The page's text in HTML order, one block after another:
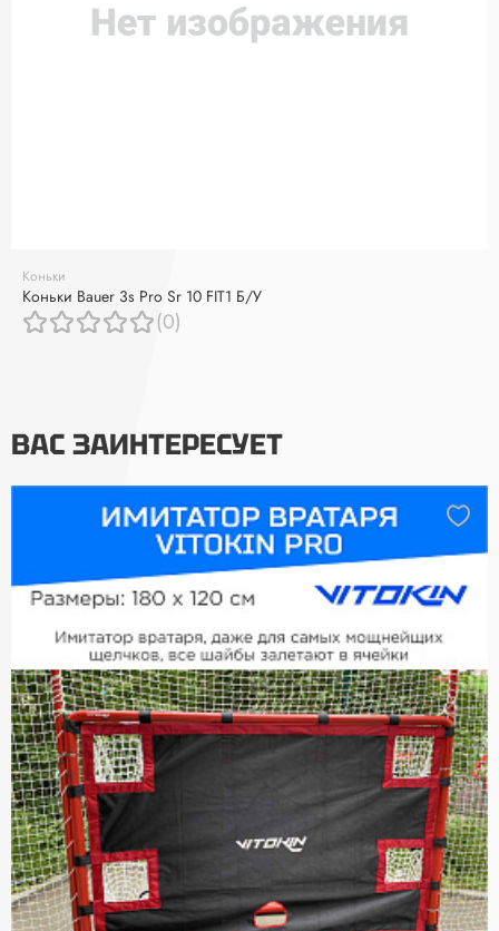
Коньки
Коньки Bauer 3s Pro Sr 10 FIT1 Б/У
(0)
ВАС ЗАИНТЕРЕСУЕТ